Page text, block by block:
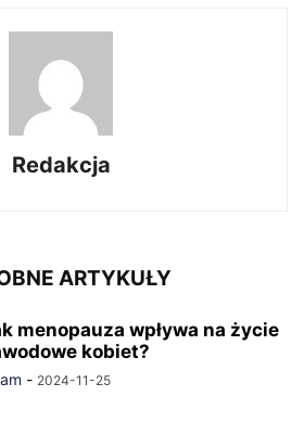
Redakcja
ARTYKUŁY
menopauza wpływa na życie
kobiet?
- 2024-11-25